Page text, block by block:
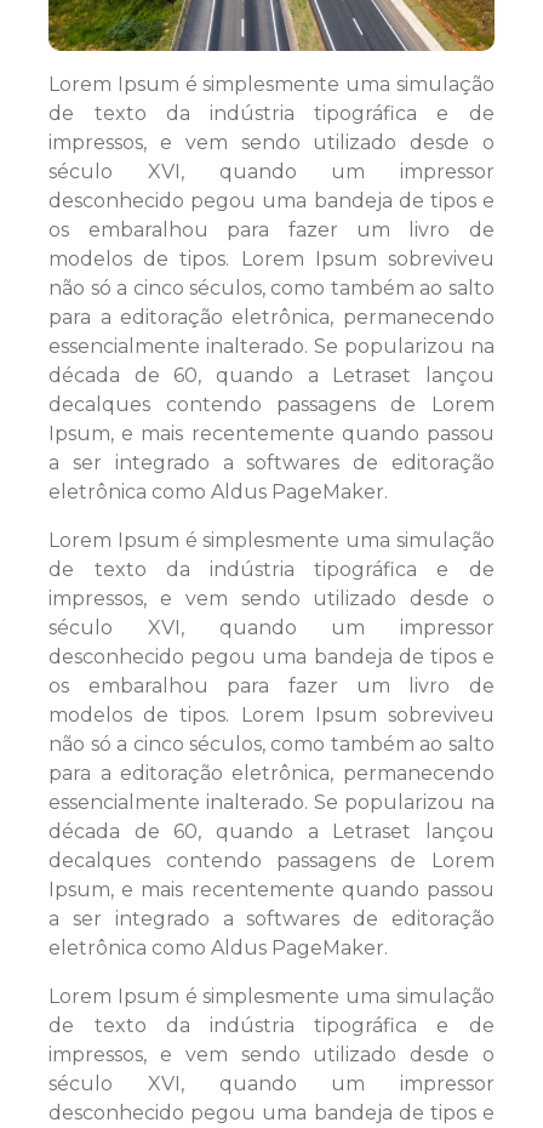
Lorem Ipsum é simplesmente uma simulação
de texto da indústria tipográfica e de
impressos, e vem sendo utilizado desde o
século XVI, quando um impressor
desconhecido pegou uma bandeja de tipos e
os embaralhou para fazer um livro de
modelos de tipos. Lorem Ipsum sobreviveu
não só a cinco séculos, como também ao salto
para a editoração eletrônica, permanecendo
essencialmente inalterado. Se popularizou na
década de 60, quando a Letraset lançou
decalques contendo passagens de Lorem
Ipsum, e mais recentemente quando passou
a ser integrado a softwares de editoração
eletrônica como Aldus PageMaker.
Lorem Ipsum é simplesmente uma simulação
de texto da indústria tipográfica e de
impressos, e vem sendo utilizado desde o
século XVI, quando um impressor
desconhecido pegou uma bandeja de tipos e
os embaralhou para fazer um livro de
modelos de tipos. Lorem Ipsum sobreviveu
não só a cinco séculos, como também ao salto
para a editoração eletrônica, permanecendo
essencialmente inalterado. Se popularizou na
década de 60, quando a Letraset lançou
decalques contendo passagens de Lorem
Ipsum, e mais recentemente quando passou
a ser integrado a softwares de editoração
eletrônica como Aldus PageMaker.
Lorem Ipsum é simplesmente uma simulação
de texto da indústria tipográfica e de
impressos, e vem sendo utilizado desde o
século XVI, quando um impressor
desconhecido pegou uma bandeja de tipos e